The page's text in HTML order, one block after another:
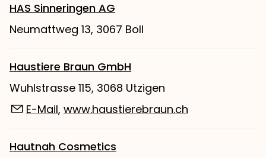
HAS Sinneringen AG
Neumattweg 13, 3067 Boll
Haustiere Braun GmbH
Wuhlstrasse 115, 3068 Utzigen
E-Mail, www.haustierebraun.ch
Hautnah Cosmetics